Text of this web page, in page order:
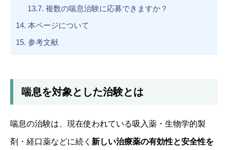
13.7. 複数の喘息治験に応募できますか？
14. 本ページについて
15. 参考文献
喘息を対象とした治験とは
喘息の治験は、現在使われている吸入薬・生物学的製
剤・経口薬などに続く 新しい治療薬の有効性と安全性を